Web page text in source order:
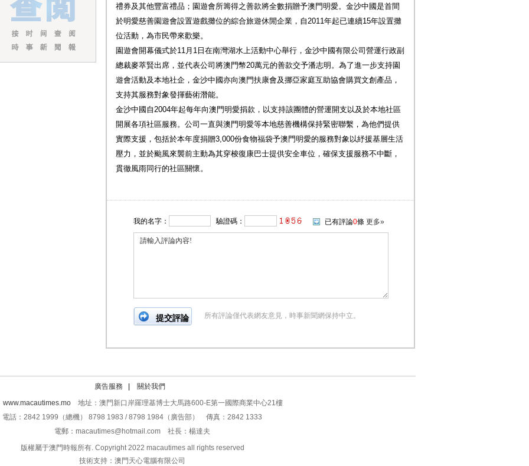
禮券及其他豐富禮品；園遊會所籌得之善款將全數捐贈予澳門明愛。金沙中國是首間
於明愛慈善園遊會設置遊戲攤位的綜合旅遊休閒企業，自2011年起已連續15年設置攤
位活動，為市民帶來歡樂。
園遊會開幕儀式於11月1日在南灣湖水上活動中心舉行，金沙中國有限公司營運行政副
總裁麥萃賢出席，並代表公司將澳門幣20萬元的善款交予潘志明。為了進一步支持園
遊會活動及本地社企，金沙中國亦向澳門扶康會及挪亞家庭互助協會購買文創產品，
支持其服務對象發揮藝術潛能。
金沙中國自2004年起每年向澳門明愛捐款，以支持該團體的營運開支以及於本地社區
開展各項社區服務。公司一直與澳門明愛等本地慈善機構保持緊密聯繫，為他們提供
實際支援，包括於本年度捐贈3,000份食物福袋予澳門明愛的服務對象以紓援基層生活
壓力，並於颱風來襲前主動為其穿梭復康巴士提供安全車位，確保支援服務不中斷，
貫徹風雨同行的社區關懷。
我的名字： 驗證碼： 已有評論0條 更多»
所有評論僅代表網友意見，時事新聞網保持中立。
廣告服務
關於我們
www.macautimes.mo 地址：澳門新口岸羅理基博士大馬路600-E第一國際商業中心21樓
電話：2842 1999（總機） 8798 1983 / 8798 1984（廣告部） 傳真：2842 1333
電郵：macautimes@hotmail.com 社長：楊達夫
版權屬于澳門時報所有. Copyright 2022 macautimes all rights reserved
技術支持：澳門天心電腦有限公司